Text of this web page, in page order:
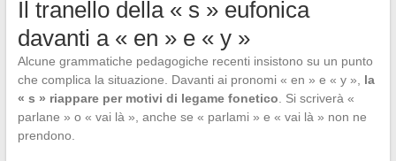
Il tranello della « s » eufonica
davanti a « en » e « y »
Alcune grammatiche pedagogiche recenti insistono su un punto
che complica la situazione. Davanti ai pronomi « en » e « y », la
« s » riappare per motivi di legame fonetico . Si scriverà «
parlane » o « vai là », anche se « parlami » e « vai là » non ne
prendono.